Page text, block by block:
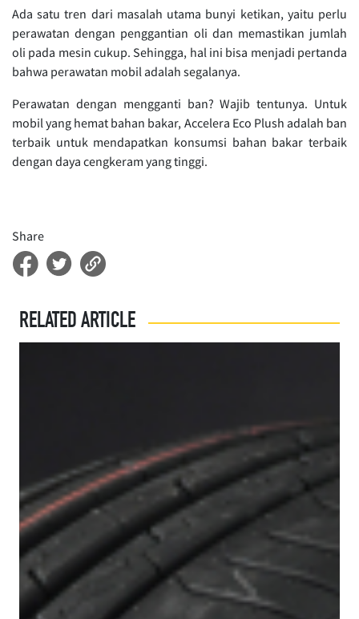
Ada satu tren dari masalah utama bunyi ketikan, yaitu perlu
perawatan dengan penggantian oli dan memastikan jumlah
oli pada mesin cukup. Sehingga, hal ini bisa menjadi pertanda
bahwa perawatan mobil adalah segalanya.
Perawatan dengan mengganti ban? Wajib tentunya. Untuk
mobil yang hemat bahan bakar, Accelera Eco Plush adalah ban
terbaik untuk mendapatkan konsumsi bahan bakar terbaik
dengan daya cengkeram yang tinggi.
Share
RELATED ARTICLE